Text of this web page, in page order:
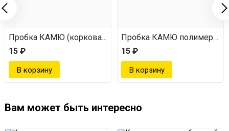
Пробка КАМЮ (корковая) 27*19,5 мм
15 ₽
Пробка КАМЮ полимерная
15 ₽
Вам может быть интересно